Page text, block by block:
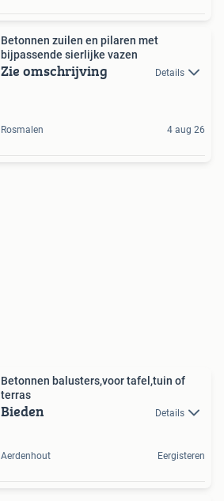
Betonnen zuilen en pilaren met
bijpassende sierlijke vazen
Zie omschrijving Details
Rosmalen 4 aug 26
Betonnen balusters,voor tafel,tuin of
terras
Bieden Details
Aerdenhout Eergisteren